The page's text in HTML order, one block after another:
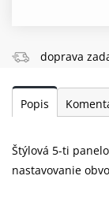
doprava
Popis
Štýlová 5-ti
nastavovanie